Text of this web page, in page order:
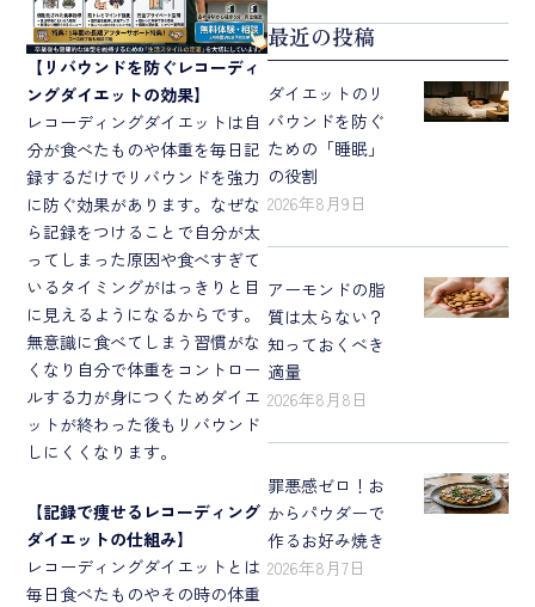
【 リバウンドを防ぐレコーディ
ングダイエットの効果】
レコーディングダイエットは自
分が食べたものや体重を毎日記
録するだけでリバウンドを強力
に防ぐ効果があります。なぜな
ら記録をつけることで自分が太
ってしまった原因や食べすぎて
いるタイミングがはっきりと目
に見えるようになるからです。
無意識に食べてしまう習慣がな
くなり自分で体重をコントロー
ルする力が身につくためダイエ
ットが終わった後もリバウンド
しにくくなります。
【記録で痩せるレコーディング
ダイエットの仕組み】
レコーディングダイエットとは
毎日食べたものやその時の体重
最近の投稿
ダイエットのリ
バウンドを防ぐ
ための「睡眠」
の役割
2026年8月9日
アーモンドの脂
質は太らない？
知っておくべき
適量
2026年8月8日
罪悪感ゼロ！お
からパウダーで
作るお好み焼き
2026年8月7日